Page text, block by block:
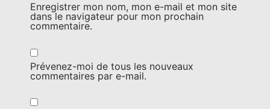
Enregistrer mon nom, mon e-mail et mon site
dans le navigateur pour mon prochain
commentaire.
Prévenez-moi de tous les nouveaux
commentaires par e-mail.